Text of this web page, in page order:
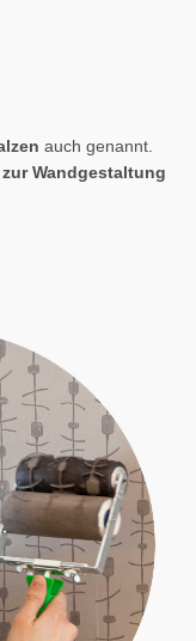
auch genannt.
Wandgestaltung